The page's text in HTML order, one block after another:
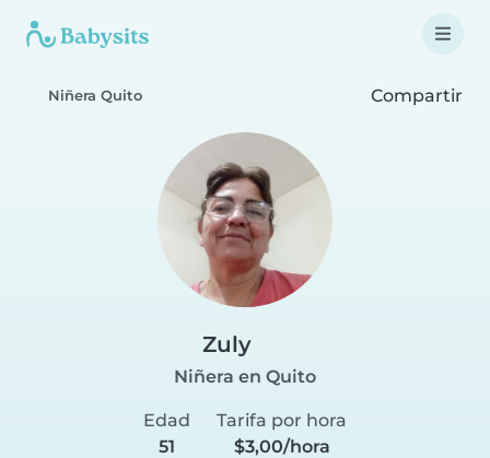
Niñera Quito Compartir
Zuly
Niñera en Quito
Edad
51
Tarifa por hora
$3,00/hora